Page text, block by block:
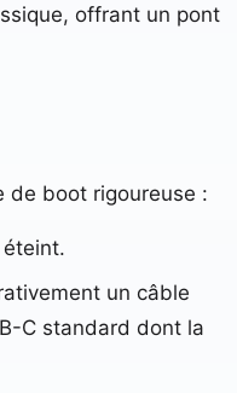
offrant un pont
de boot rigoureuse :
un câble
C standard dont la